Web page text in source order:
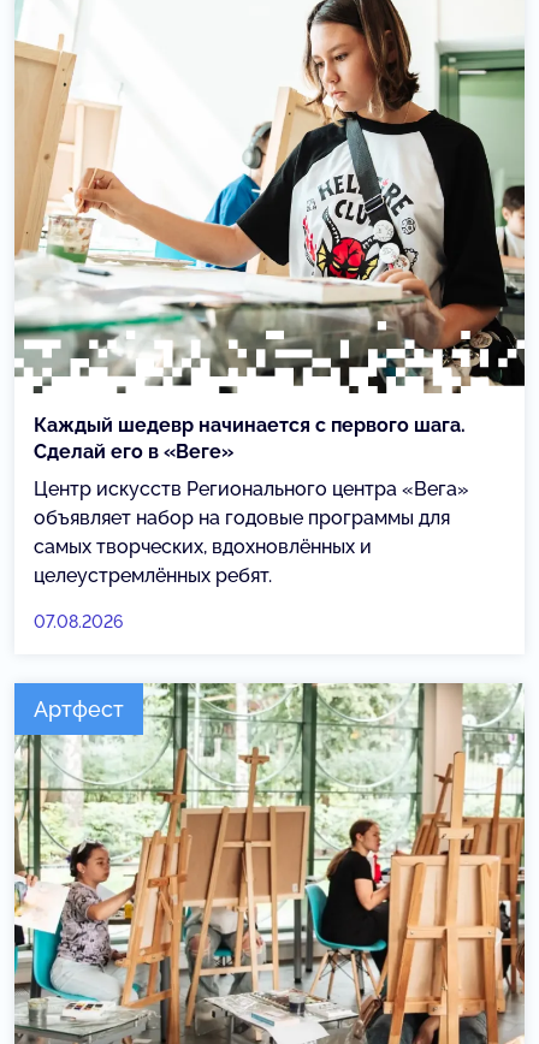
Каждый шедевр начинается с первого шага.
Сделай его в «Веге»
Центр искусств Регионального центра «Вега»
объявляет набор на годовые программы для
самых творческих, вдохновлённых и
целеустремлённых ребят.
07.08.2026
Артфест